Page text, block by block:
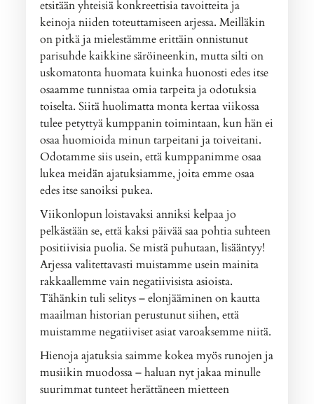
etsitään yhteisiä konkreettisia tavoitteita ja
keinoja niiden toteuttamiseen arjessa. Meilläkin
on pitkä ja mielestämme erittäin onnistunut
parisuhde kaikkine säröineenkin, mutta silti on
uskomatonta huomata kuinka huonosti edes itse
osaamme tunnistaa omia tarpeita ja odotuksia
toiselta. Siitä huolimatta monta kertaa viikossa
tulee petyttyä kumppanin toimintaan, kun hän ei
osaa huomioida minun tarpeitani ja toiveitani.
Odotamme siis usein, että kumppanimme osaa
lukea meidän ajatuksiamme, joita emme osaa
edes itse sanoiksi pukea.
Viikonlopun loistavaksi anniksi kelpaa jo
pelkästään se, että kaksi päivää saa pohtia suhteen
positiivisia puolia. Se mistä puhutaan, lisääntyy!
Arjessa valitettavasti muistamme usein mainita
rakkaallemme vain negatiivisista asioista.
Tähänkin tuli selitys – elonjääminen on kautta
maailman historian perustunut siihen, että
muistamme negatiiviset asiat varoaksemme niitä.
Hienoja ajatuksia saimme kokea myös runojen ja
musiikin muodossa – haluan nyt jakaa minulle
suurimmat tunteet herättäneen mietteen